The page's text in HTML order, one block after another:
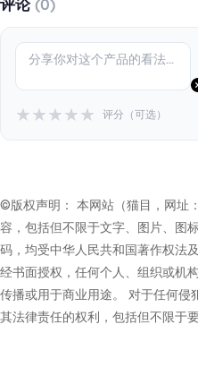
★★★★★ 评分（可选）
©版权声明： 本网站（猫目，网
容，包括但不限于文字、图片、图
码，均受中华人民共和国著作权法
经书面授权，任何个人、组织或机
传播或用于商业用途。 对于任何侵
其法律责任的权利，包括但不限于